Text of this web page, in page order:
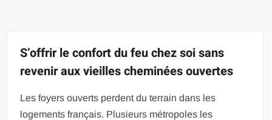
S’offrir le confort du feu chez soi sans
revenir aux vieilles cheminées ouvertes
Les foyers ouverts perdent du terrain dans les
logements français. Plusieurs métropoles les